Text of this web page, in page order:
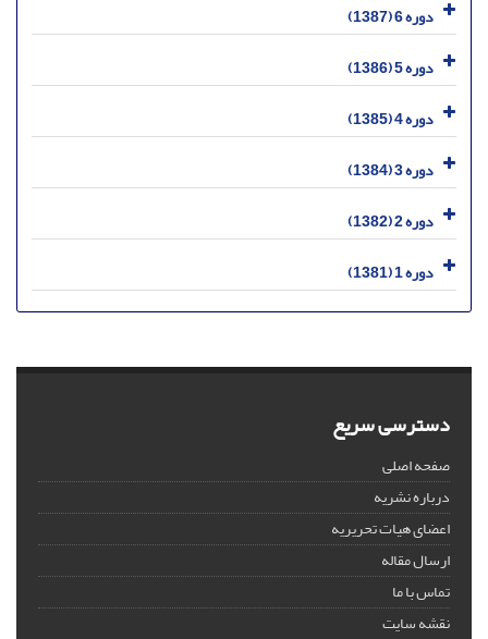
دوره 6 (1387)
دوره 5 (1386)
دوره 4 (1385)
دوره 3 (1384)
دوره 2 (1382)
دوره 1 (1381)
دسترسی سریع
صفحه اصلی
درباره نشریه
اعضای هیات تحریریه
ارسال مقاله
تماس با ما
نقشه سایت